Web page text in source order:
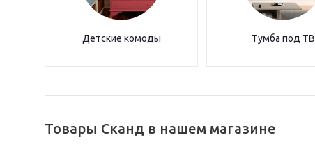
Детские комоды Тумба под ТВ
Товары Сканд в нашем магазине